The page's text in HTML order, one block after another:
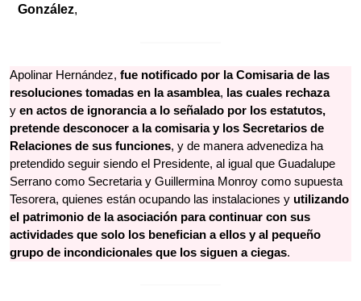
González,
Apolinar Hernández, fue notificado por la Comisaria de las
resoluciones tomadas en la asamblea, las cuales rechaza
y en actos de ignorancia a lo señalado por los estatutos,
pretende desconocer a la comisaria y los Secretarios de
Relaciones de sus funciones, y de manera advenediza ha
pretendido seguir siendo el Presidente, al igual que Guadalupe
Serrano como Secretaria y Guillermina Monroy como supuesta
Tesorera, quienes están ocupando las instalaciones y utilizando
el patrimonio de la asociación para continuar con sus
actividades que solo los benefician a ellos y al pequeño
grupo de incondicionales que los siguen a ciegas.